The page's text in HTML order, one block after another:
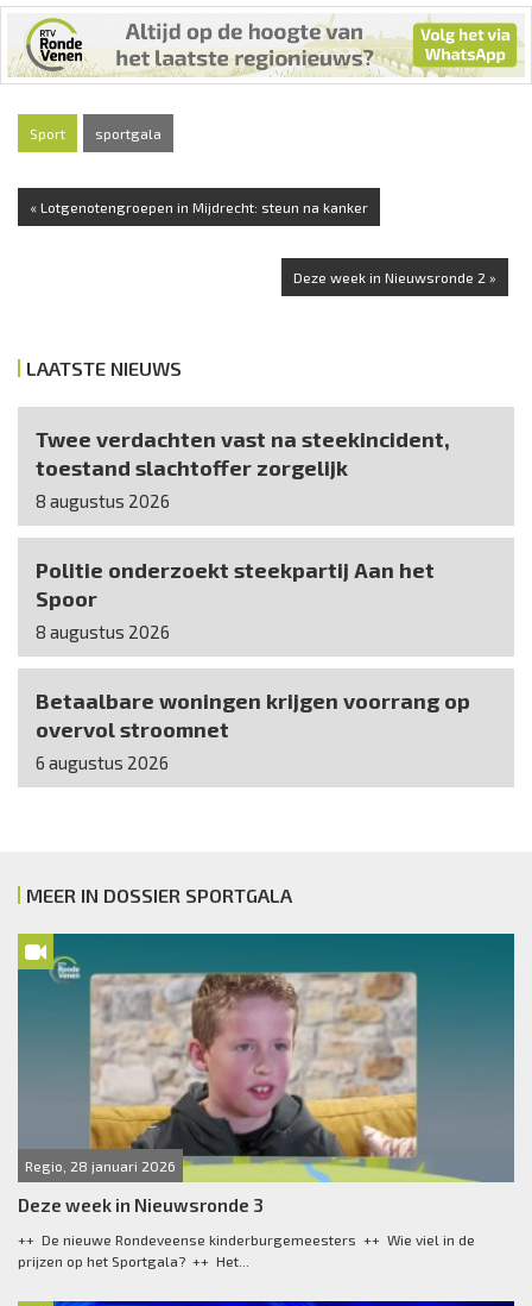
Sport sportgala
« Lotgenotengroepen in Mijdrecht: steun na kanker
Deze week in Nieuwsronde 2 »
LAATSTE NIEUWS
Twee verdachten vast na steekincident,
toestand slachtoffer zorgelijk
8 augustus 2026
Politie onderzoekt steekpartij Aan het
Spoor
8 augustus 2026
Betaalbare woningen krijgen voorrang op
overvol stroomnet
6 augustus 2026
MEER IN DOSSIER SPORTGALA
Regio, 28 januari 2026
Deze week in Nieuwsronde 3
++ De nieuwe Rondeveense kinderburgemeesters ++ Wie viel in de
prijzen op het Sportgala? ++ Het...